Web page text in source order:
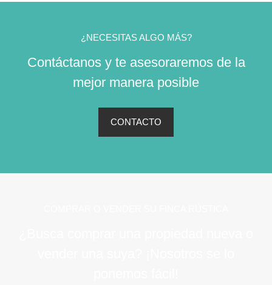
¿NECESITAS ALGO MÁS?
Contáctanos y te asesoraremos de la
mejor manera posible
CONTACTO